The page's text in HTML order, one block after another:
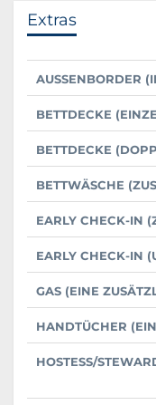
Extras
AUSSENBORDER
BETTDECKE
BETTDECKE
BETTWÄSCHE
EARLY CHECK-IN
EARLY CHECK-IN
GAS (EINE
HANDTÜCHER
HOSTESS/